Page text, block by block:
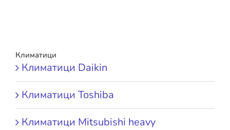
Климатици
Климатици Daikin
Климатици Toshiba
Климатици Mitsubishi heavy